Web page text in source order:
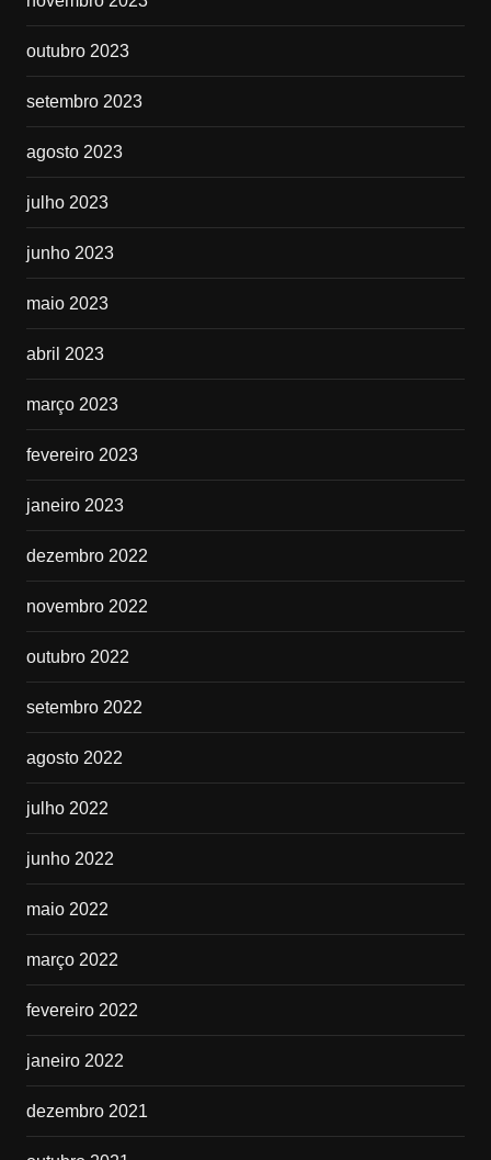
outubro 2023
setembro 2023
agosto 2023
julho 2023
junho 2023
maio 2023
abril 2023
março 2023
fevereiro 2023
janeiro 2023
dezembro 2022
novembro 2022
outubro 2022
setembro 2022
agosto 2022
julho 2022
junho 2022
maio 2022
março 2022
fevereiro 2022
janeiro 2022
dezembro 2021